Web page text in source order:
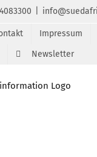
Impressum
Newsletter